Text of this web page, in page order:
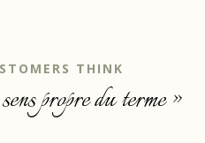
THINK
propre du terme »